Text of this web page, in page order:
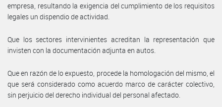
empresa, resultando la exigencia del cumplimiento de los requisitos
legales un dispendio de actividad.
Que los sectores intervinientes acreditan la representación que
invisten con la documentación adjunta en autos.
Que en razón de lo expuesto, procede la homologación del mismo, el
que será considerado como acuerdo marco de carácter colectivo,
sin perjuicio del derecho individual del personal afectado.